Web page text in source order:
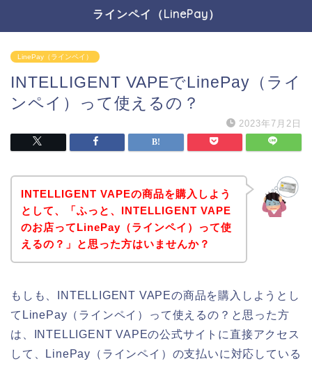
ラインペイ（LinePay）
LinePay（ラインペイ）
INTELLIGENT VAPEでLinePay（ライ
ンペイ）って使えるの？
2023年7月2日
INTELLIGENT VAPEの商品を購入しよう
として、「ふっと、INTELLIGENT VAPE
のお店ってLinePay（ラインペイ）って使
えるの？」と思った方はいませんか？
もしも、INTELLIGENT VAPEの商品を購入しようとし
てLinePay（ラインペイ）って使えるの？と思った方
は、INTELLIGENT VAPEの公式サイトに直接アクセス
して、LinePay（ラインペイ）の支払いに対応している